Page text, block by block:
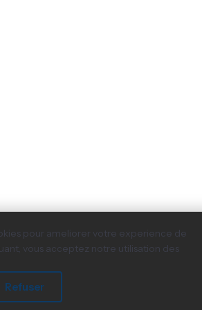
pour ameliorer votre experience de
vous acceptez notre utilisation des
Refuser